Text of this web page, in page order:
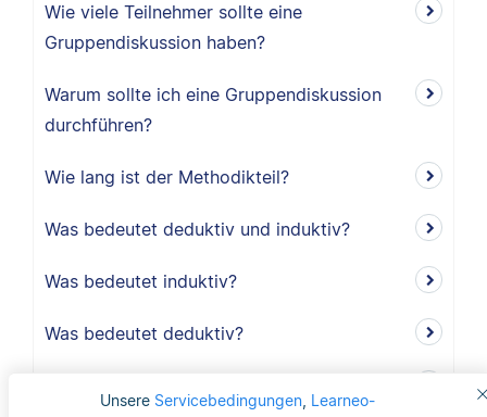
Unsere Servicebedingungen, Learneo-
Wie viele Teilnehmer sollte eine
Gruppendiskussion haben?
Warum sollte ich eine Gruppendiskussion
durchführen?
Wie lang ist der Methodikteil?
Was bedeutet deduktiv und induktiv?
Was bedeutet induktiv?
Was bedeutet deduktiv?